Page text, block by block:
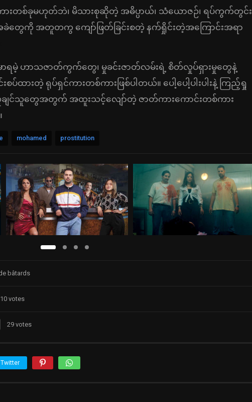
းတစ်ခုမဟုတ်ဘဲ၊ မိသားစုဆိုတဲ့ အဓိပ္ပာယ်၊ သံယောဇဉ်၊ ရပ်ကွက်တွင်း
ကို အတူတကွ ကျော်ဖြတ်ခြင်းစတဲ့ နက်ရှိုင်းတဲ့အကြောင်းအရာ
မောရမဲ့ ဟာသဇာတ်ကွက်တွေ၊ မှုခင်းဇာတ်လမ်းရဲ့ စိတ်လှုပ်ရှားမှုတွေနဲ့
စပ်ထားတဲ့ ရုပ်ရှင်ကားတစ်ကားဖြစ်ပါတယ်။ ပေါ့ပေါ့ပါးပါးနဲ့ ကြည့်ရှု
ျင်သူတွေအတွက် အထူးသင့်လျော်တဲ့ ဇာတ်ကားကောင်းတစ်ကား
mohamed prostitution
bâtards
10 votes
29 votes
Twitter